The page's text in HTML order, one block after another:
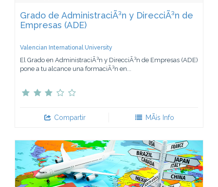
Grado de AdministraciÃ³n y DirecciÃ³n de
Empresas (ADE)
Valencian International University
El Grado en AdministraciÃ³n y DirecciÃ³n de Empresas (ADE)
pone a tu alcance una formaciÃ³n en...
Compartir MÃ¡s Info